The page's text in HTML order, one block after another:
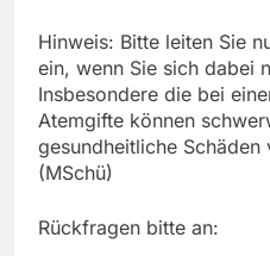
Hinweis: Bitte leiten Sie
ein, wenn Sie sich dabei
Insbesondere die bei
Atemgifte können
gesundheitliche Schäden
(MSchü)
Rückfragen bitte an: